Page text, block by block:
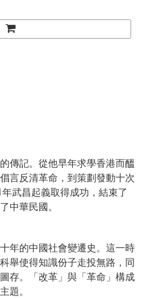
傳記。從他早年求學香港而醞
言反清革命，到策劃發動十次
武昌起義取得成功，結束了
中華民國。
年的中國社會變遷史。這一時
舉使得知識份子走投無路，同
存。「改革」與「革命」構成
題。